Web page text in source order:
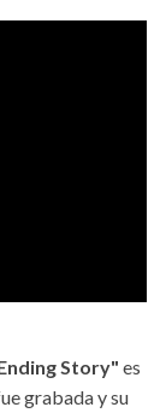
Story" es
grabada y su